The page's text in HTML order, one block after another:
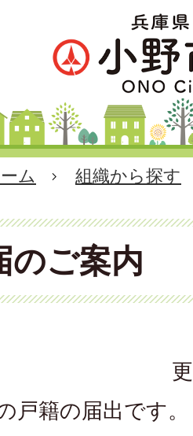
ム 組織から探す
のご案内
戸籍の届出です。